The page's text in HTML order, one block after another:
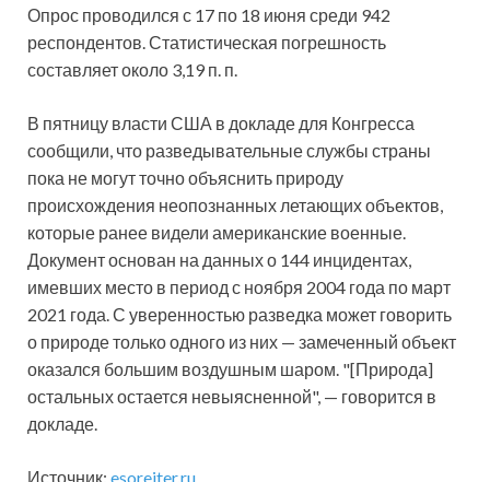
Опрос проводился с 17 по 18 июня среди 942
респондентов. Статистическая погрешность
составляет около 3,19 п. п.
В пятницу власти США в докладе для Конгресса
сообщили, что разведывательные службы страны
пока не могут точно объяснить природу
происхождения неопознанных летающих объектов,
которые ранее видели американские военные.
Документ основан на данных о 144 инцидентах,
имевших место в период с ноября 2004 года по март
2021 года. С уверенностью разведка может говорить
о природе только одного из них — замеченный объект
оказался большим воздушным шаром. "[Природа]
остальных остается невыясненной", — говорится в
докладе.
Источник: esoreiter.ru